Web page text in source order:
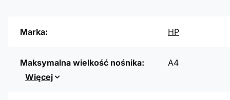
Marka: HP
Maksymalna wielkość nośnika:
Więcej
A4